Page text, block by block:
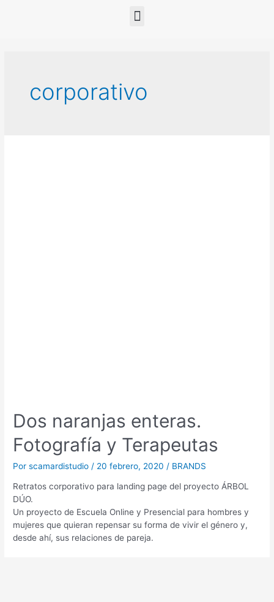
corporativo
Dos naranjas enteras.
Fotografía y Terapeutas
Porscamardistudio / 20 febrero, 2020 / BRANDS
Retratos corporativo para landing page del proyecto ÁRBOL
DÚO.
Un proyecto de Escuela Online y Presencial para hombres y
mujeres que quieran repensar su forma de vivir el género y,
desde ahí, sus relaciones de pareja.